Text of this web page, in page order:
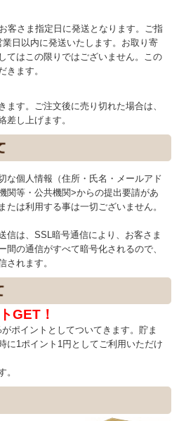
客さま指定日に発送となります。ご指
日以内に発送いたします。お取り寄
てはこの限りではございません。この
きます。
ます。ご注文後に売り切れた場合は、
差し上げます。
な個人情報（住所・氏名・メールアド
関等・公共機関>からの提出要請があ
たは利用する事は一切ございません。
信は、SSL暗号通信により、お客さま
間の通信がすべて暗号化されるので、
されます。
GET！
ポイントとしてついてきます。貯ま
に1ポイント1円としてご利用いただけ
。